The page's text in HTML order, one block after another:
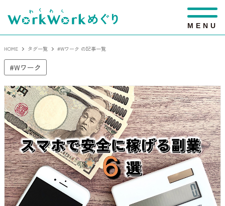
M E N U
HOME タグ一覧 #Wワーク の記事一覧
Wワーク